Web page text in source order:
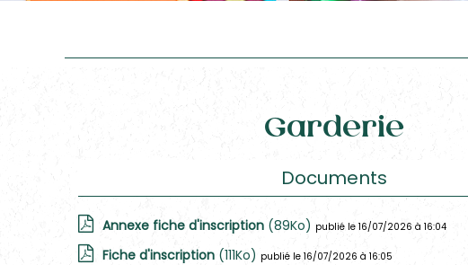
Garderie
Documents
Annexe fiche d'inscription (89Ko) publié le 16/07/2026 à 16:04
Fiche d'inscription (111Ko) publié le 16/07/2026 à 16:05